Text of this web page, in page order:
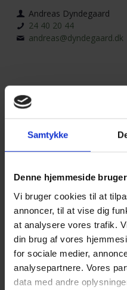
Samtykke
Denne hjemmeside
Vi bruger cookies til at
annoncer, til at vise dig
at analysere vores trafik.
din brug af vores
for sociale medier,
analysepartnere. Vores
data med andre
Andreas Dyndegaard
24 40 20 44
andreas@dyndegaard.dk
Sekretær
Jonas Bertel Nielsen
Bestyrelsesmedlem
John Bertel Nielsen
20 26 33 19
jbn@aarsleff.com